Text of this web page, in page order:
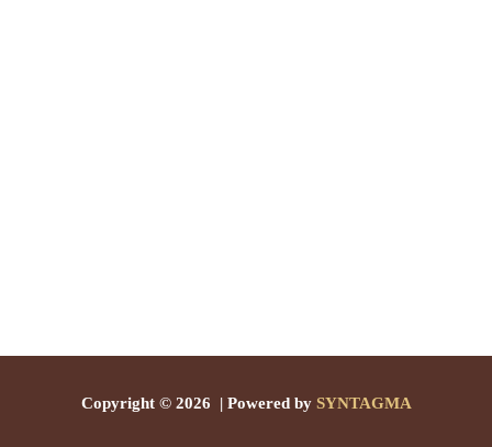
Copyright © 2026 | Powered by SYNTAGMA